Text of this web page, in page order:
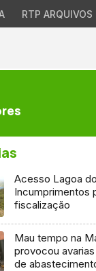
RTP ARQUIVOS
Acesso Lagoa
Incumprimentos
fiscalização
Mau tempo na
provocou
de